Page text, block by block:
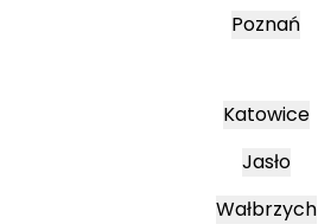
Poznań
Katowice
Jasło
Wałbrzych